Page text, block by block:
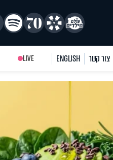
צור קשר ENGLISH
LIVE